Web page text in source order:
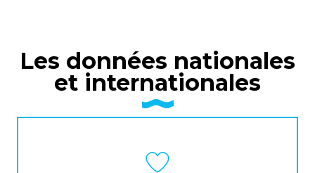
Les données nationales
et internationales